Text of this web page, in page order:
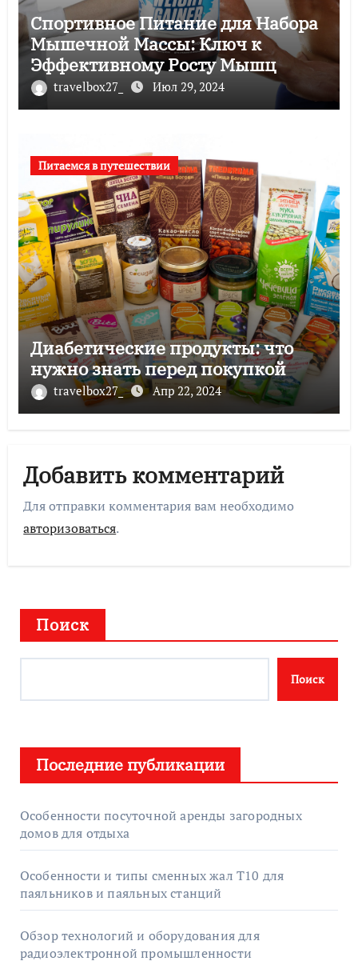
Спортивное Питание для Набора
Мышечной Массы: Ключ к
Эффективному Росту Мышц
travelbox27_ Июл 29, 2024
Питаемся в путешествии
Диабетические продукты: что
нужно знать перед покупкой
travelbox27_ Апр 22, 2024
Добавить комментарий
Для отправки комментария вам необходимо
авторизоваться.
Поиск
Поиск
Последние публикации
Особенности посуточной аренды загородных
домов для отдыха
Особенности и типы сменных жал T10 для
паяльников и паяльных станций
Обзор технологий и оборудования для
радиоэлектронной промышленности